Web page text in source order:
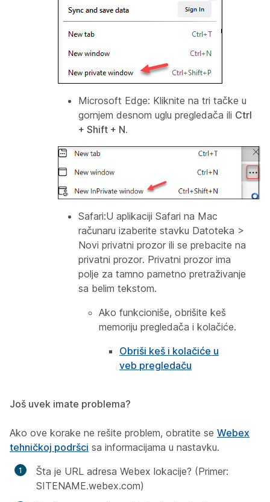
Microsoft Edge: Kliknite na tri tačke u
gornjem desnom uglu pregledača ili Ctrl
+ Shift + N.
Safari:U aplikaciji Safari na Mac
računaru izaberite stavku Datoteka >
Novi privatni prozor ili se prebacite na
privatni prozor. Privatni prozor ima
polje za tamno pametno pretraživanje
sa belim tekstom.
Ako funkcioniše, obrišite keš
memoriju pregledača i kolačiće.
Obriši keš i kolačiće u
veb pregledaču
Još uvek imate problema?
Ako ove korake ne rešite problem, obratite se Webex
tehničkoj podršci sa informacijama u nastavku.
Šta je URL adresa Webex lokacije? (Primer:
SITENAME.webex.com)